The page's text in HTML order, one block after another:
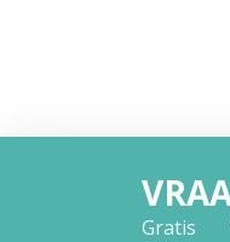
Gratis